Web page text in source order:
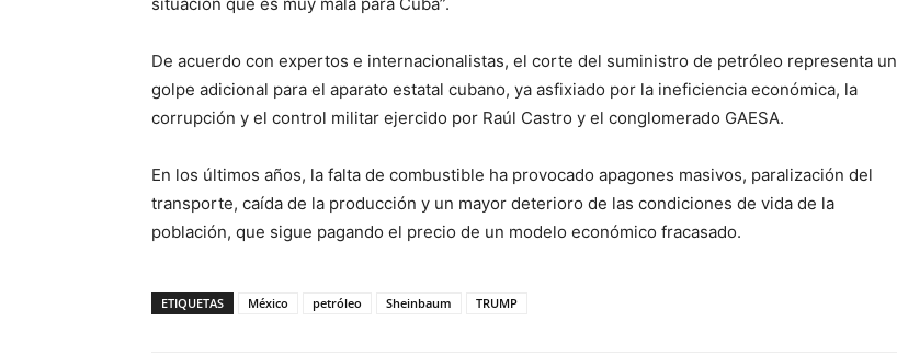
De acuerdo con expertos e internacionalistas, el corte del suministro de petróleo representa un
golpe adicional para el aparato estatal cubano, ya asfixiado por la ineficiencia económica, la
corrupción y el control militar ejercido por Raúl Castro y el conglomerado GAESA.
En los últimos años, la falta de combustible ha provocado apagones masivos, paralización del
transporte, caída de la producción y un mayor deterioro de las condiciones de vida de la
población, que sigue pagando el precio de un modelo económico fracasado.
ETIQUETAS México petróleo Sheinbaum TRUMP